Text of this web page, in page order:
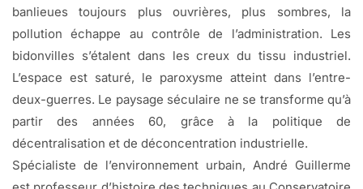
banlieues toujours plus ouvrières, plus sombres, la
pollution échappe au contrôle de l’administration. Les
bidonvilles s’étalent dans les creux du tissu industriel.
L’espace est saturé, le paroxysme atteint dans l’entre-
deux-guerres. Le paysage séculaire ne se transforme qu’à
partir des années 60, grâce à la politique de
décentralisation et de déconcentration industrielle.
Spécialiste de l’environnement urbain, André Guillerme